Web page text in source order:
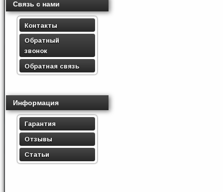
Связь с нами
Контакты
Обратный
звонок
Обратная связь
Информация
Гарантия
Отзывы
Статьи